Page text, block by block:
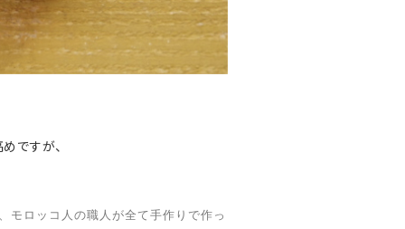
ですが、
モロッコ人の職人が全て手作りで作っ